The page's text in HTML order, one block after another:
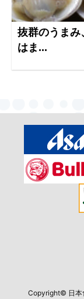
抜群のうま
はま...
Copyright© 日本